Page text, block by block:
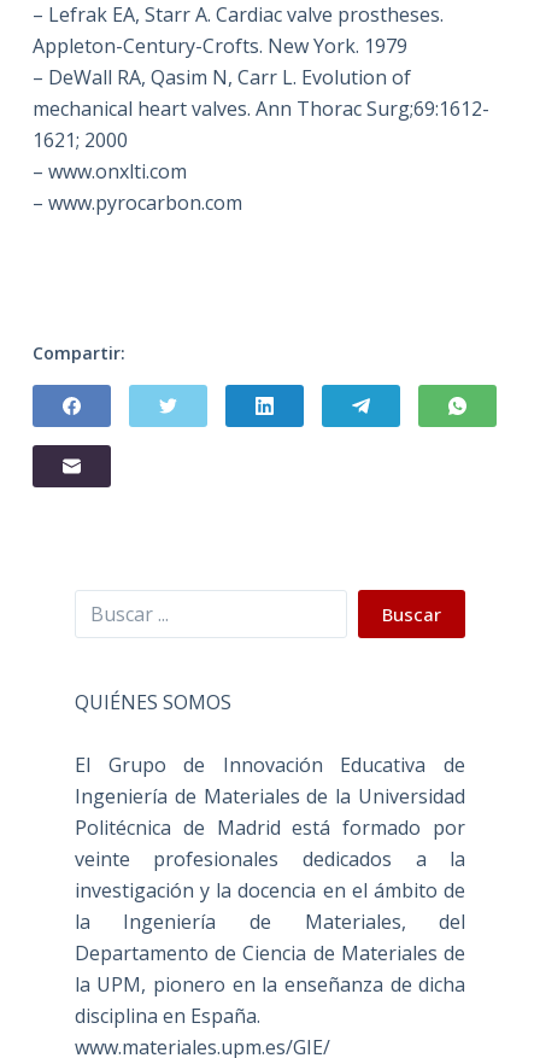
– Lefrak EA, Starr A. Cardiac valve prostheses.
Appleton-Century-Crofts. New York. 1979
– DeWall RA, Qasim N, Carr L. Evolution of
mechanical heart valves. Ann Thorac Surg;69:1612-
1621; 2000
– www.onxlti.com
– www.pyrocarbon.com
Compartir:
Buscar Buscar
QUIÉNES SOMOS
El Grupo de Innovación Educativa de
Ingeniería de Materiales de la Universidad
Politécnica de Madrid está formado por
veinte profesionales dedicados a la
investigación y la docencia en el ámbito de
la Ingeniería de Materiales, del
Departamento de Ciencia de Materiales de
la UPM, pionero en la enseñanza de dicha
disciplina en España.
www.materiales.upm.es/GIE/